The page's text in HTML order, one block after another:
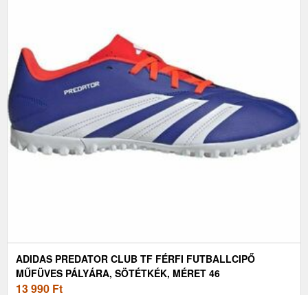
ADIDAS PREDATOR CLUB TF FÉRFI FUTBALLCIPŐ
MŰFÜVES PÁLYÁRA, SÖTÉTKÉK, MÉRET 46
13 990 Ft